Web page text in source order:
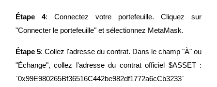
Étape 4: Connectez votre portefeuille. Cliquez sur
"Connecter le portefeuille" et sélectionnez MetaMask.
Étape 5: Collez l'adresse du contrat. Dans le champ "À" ou
"Échange", collez l'adresse du contrat officiel $ASSET :
`0x99E980265Bf36516C442be982df1772a6cCb3233`